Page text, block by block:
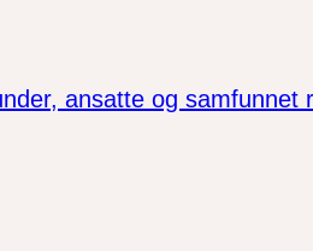
ansatte og samfunnet